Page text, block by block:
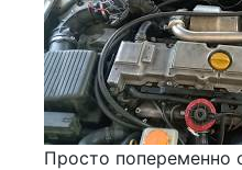
Просто попеременно